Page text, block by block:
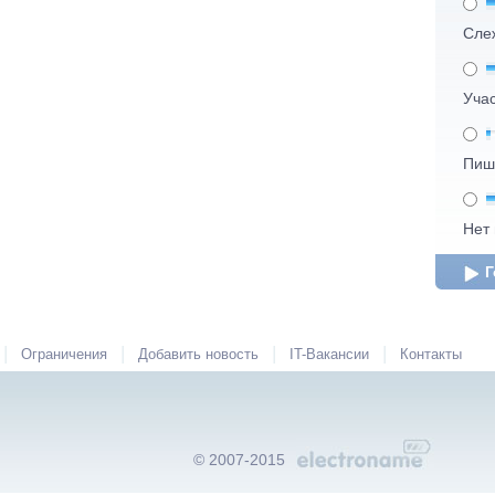
Нет
| Ограничения | Добавить новость | IT-Вакансии | Контакты
© 2007-2015